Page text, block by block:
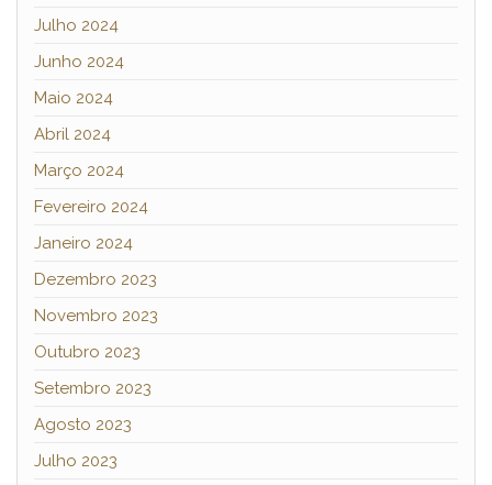
Julho 2024
Junho 2024
Maio 2024
Abril 2024
Março 2024
Fevereiro 2024
Janeiro 2024
Dezembro 2023
Novembro 2023
Outubro 2023
Setembro 2023
Agosto 2023
Julho 2023